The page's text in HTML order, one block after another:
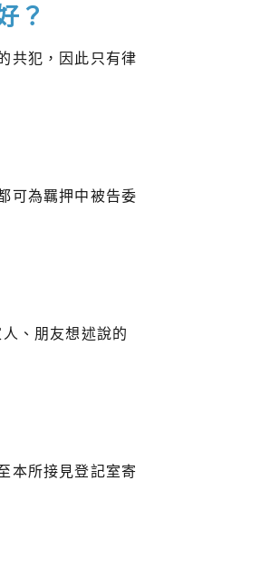
？
共犯，因此只有律
可為羈押中被告委
、朋友想述說的
本所接見登記室寄